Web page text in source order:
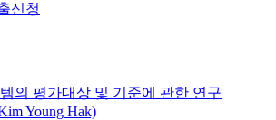
신청
의 평가대상 및 기준에 관한 연구
Young Hak)